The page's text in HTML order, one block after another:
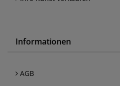
Informationen
AGB